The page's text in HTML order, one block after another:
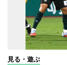
見る・遊ぶ